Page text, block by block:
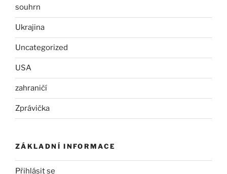
souhrn
Ukrajina
Uncategorized
USA
zahraničí
Zprávička
ZÁKLADNÍ INFORMACE
Přihlásit se